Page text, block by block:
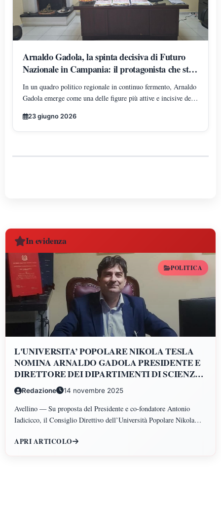
Arnaldo Gadola, la spinta decisiva di Futuro
Nazionale in Campania: il protagonista che sta
ridisegnando gli equilibri territoriali
In un quadro politico regionale in continuo fermento, Arnaldo
Gadola emerge come una delle figure più attive e incisive del
modello di leadership territoriale determinata, strutturata e in
costante espansione.
23 giugno 2026
In evidenza
POLITICA
L'UNIVERSITA’ POPOLARE NIKOLA TESLA
NOMINA ARNALDO GADOLA PRESIDENTE E
DIRETTORE DEI DIPARTIMENTI DI SCIENZE
GIURIDICHE, ECONOMICHE, SCIENZE
POLITICHE, PSICOLOGIA, SCIENZE UMANE,
FILOSOFIA E PEDAGOGIA
Redazione 14 novembre 2025
Avellino — Su proposta del Presidente e co-fondatore Antonio
Iadicicco, il Consiglio Direttivo dell’Università Popolare Nikola
Dipartimenti di Scienze Giuridiche ed Economiche, Scienze
APRI ARTICOLO